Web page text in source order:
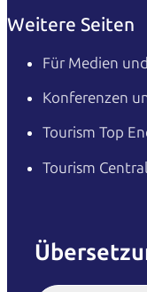
Weitere Seiten
Für Medien
Konferenzen
Tourism Top
Tourism